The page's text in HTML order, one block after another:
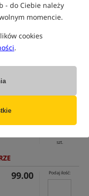
- do Ciebie należy
momencie.
cookies
.
99.00 Podaj ilość:
szt.
99.00 Podaj ilość: